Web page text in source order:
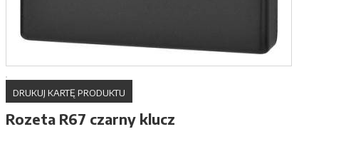
DRUKUJ KARTĘ PRODUKTU
Rozeta R67 czarny klucz